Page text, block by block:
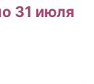
31 июля